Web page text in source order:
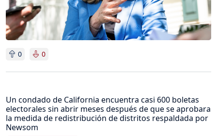
0 0
Un condado de California encuentra casi 600 boletas
electorales sin abrir meses después de que se aprobara
la medida de redistribución de distritos respaldada por
Newsom